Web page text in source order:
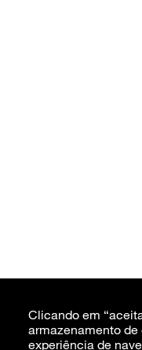
Clicando em
armazenamento
experiência de